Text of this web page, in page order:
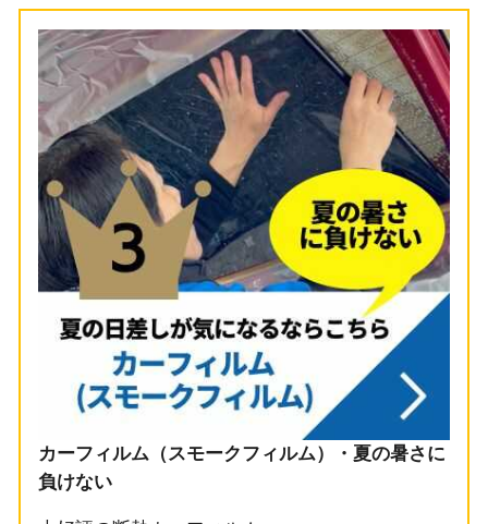
カーフィルム（スモークフィルム）・夏の暑さに
負けない